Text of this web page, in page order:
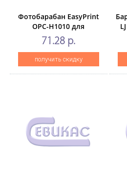
Фотобарабан EasyPrint
OPC-H1010 для
HPLJ1010/1020/3015/3030/
LBP2900/MF4018/4320(Golden
Green)
71.28 р.
получить скидку